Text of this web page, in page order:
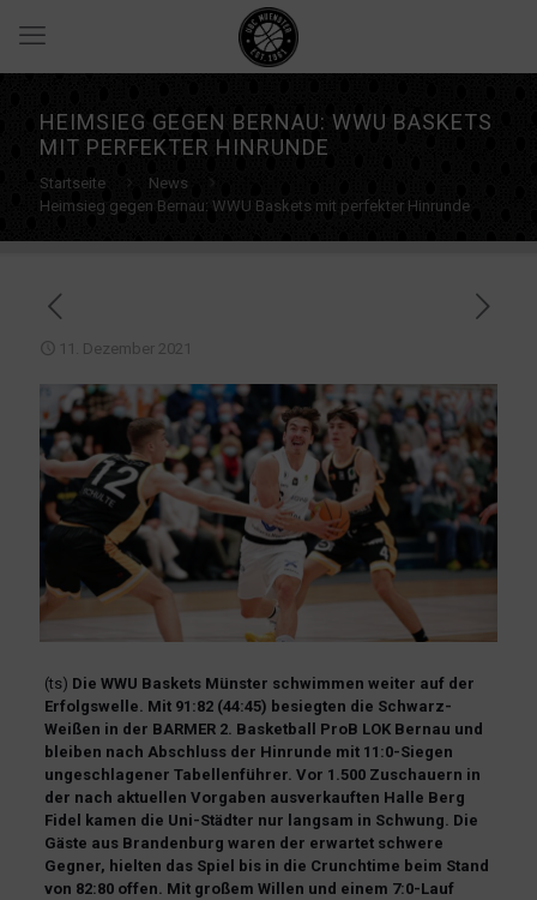
HEIMSIEG GEGEN BERNAU: WWU BASKETS
MIT PERFEKTER HINRUNDE
Startseite
News
Heimsieg gegen Bernau: WWU Baskets mit perfekter Hinrunde
11. Dezember 2021
(ts) Die WWU Baskets Münster schwimmen weiter auf der
Erfolgswelle. Mit 91:82 (44:45) besiegten die Schwarz-
Weißen in der BARMER 2. Basketball ProB LOK Bernau und
bleiben nach Abschluss der Hinrunde mit 11:0-Siegen
ungeschlagener Tabellenführer. Vor 1.500 Zuschauern in
der nach aktuellen Vorgaben ausverkauften Halle Berg
Fidel kamen die Uni-Städter nur langsam in Schwung. Die
Gäste aus Brandenburg waren der erwartet schwere
Gegner, hielten das Spiel bis in die Crunchtime beim Stand
von 82:80 offen. Mit großem Willen und einem 7:0-Lauf